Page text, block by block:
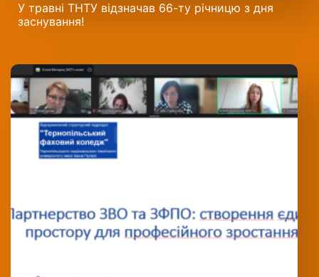
У травні ТНТУ відзначав 66-ту річницю з дня
заснування!